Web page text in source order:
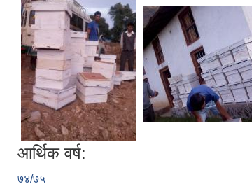
आर्थिक वर्ष:
७४/७५